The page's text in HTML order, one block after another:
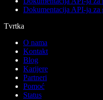
Dokumentacija API-ja za
Tvrtka
O nama
Kontakt
Blog
Karijere
Partneri
Pomoć
Status